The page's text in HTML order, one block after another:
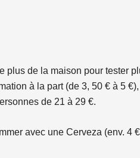
plus de la maison pour tester
à la part (de 3, 50 € à 5
de 21 à 29 €.
avec une Cerveza (env. 4